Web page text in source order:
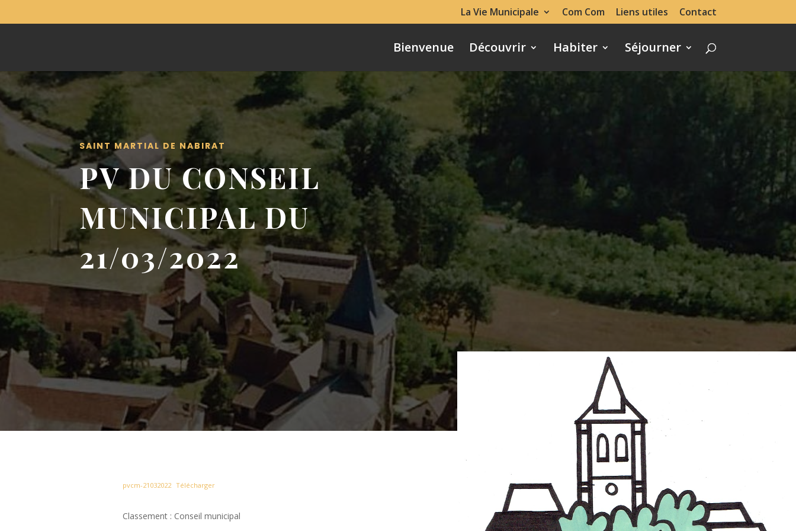
La Vie Municipale Com Com Liens utiles Contact
Bienvenue Découvrir Habiter Séjourner
SAINT MARTIAL DE NABIRAT
PV DU CONSEIL
MUNICIPAL DU
21/03/2022
pvcm-21032022 Télécharger
Classement : Conseil municipal